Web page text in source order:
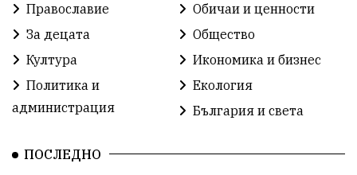
Доброволци Слатина
Икономика Красива България измама
Православие
Обичаи и ценности
За децата
Общество
Култура
Икономика и бизнес
Политика и
администрация
Екология
България и света
ПОСЛЕДНО